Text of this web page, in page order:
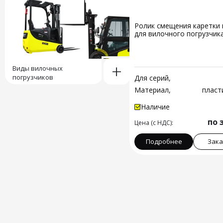
Виды вилочных
погрузчиков
+
Ролик смещения
для вилочного
Для серий,
Материал,
Наличие
Цена (с НДС): по
Подробнее